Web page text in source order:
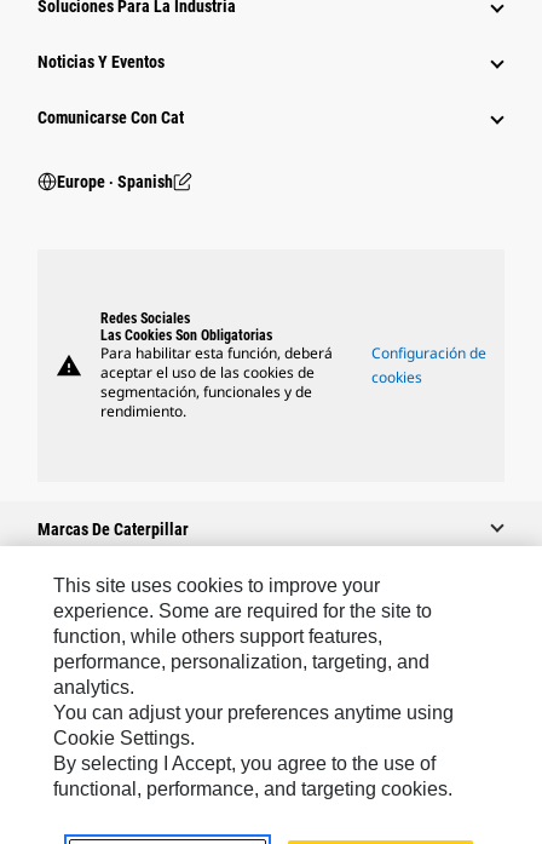
Soluciones Para La Industria
Noticias Y Eventos
Comunicarse Con Cat
Europe ‧ Spanish
warning
Redes Sociales
Las Cookies Son Obligatorias
Para habilitar esta función, deberá
aceptar el uso de las cookies de
segmentación, funcionales y de
rendimiento.
Configuración de
cookies
Marcas De Caterpillar
Caterpillar.com
Contacto Caterpillar
Mis Preferencias De Marketing
Mapa Del Sitio
Cookie Settings
This site uses cookies to improve your
experience. Some are required for the site to
function, while others support features,
performance, personalization, targeting, and
analytics.
You can adjust your preferences anytime using
Cookie Settings.
By selecting I Accept, you agree to the use of
functional, performance, and targeting cookies.